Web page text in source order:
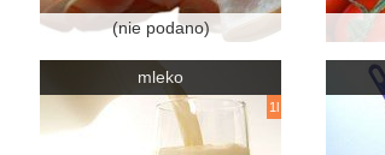
(nie podano)
mleko
1l